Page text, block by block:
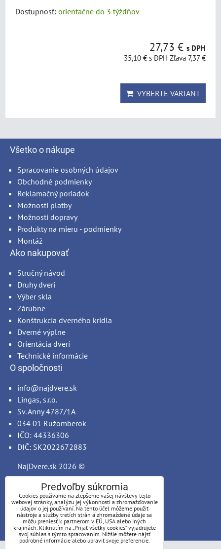
Dostupnosť: orientačne do 3 týždňov
27,73 € s DPH
35,10 €s DPH Zľava 7,37 €
VYBERTE VARIANT
Všetko o nákupe
Spracovanie osobných údajov
Obchodné podmienky
Reklamačný poriadok
Možnosti platby
Možnosti dopravy
Produkty na mieru - podmienky
Montáž
Ako nakupovať
Stručný návod
Druhy dverí
Výber skla
Zárubne
Konštrukcia dverného krídla
Dverné výplne
Orientácia dverí
Technické informácie
O spoločnosti
info@najdvere.sk
Lingas, s.r.o.
Sv. Anny 4787/1A
034 01 Ružomberok
IČO: 44336306
DIČ: SK2022672883
NajDvere.sk 2026 ©
Predvoľby súkromia
Cookies používame na zlepšenie vašej návštevy tejto
webovej stránky, analýzu jej výkonnosti a zhromažďovanie
údajov o jej používaní. Na tento účel môžeme použiť
nástroje a služby tretích strán a zhromaždené údaje sa
môžu preniesť k partnerom v EÚ, USA alebo iných
krajinách. Kliknutím na „Prijať všetky cookies“ vyjadrujete
svoj súhlas s týmto spracovaním. Nižšie môžete nájsť
podrobné informácie alebo upraviť svoje preferencie.